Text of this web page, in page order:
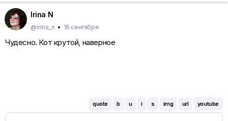
Irina N
@irina_n • 16 сентября
Чудесно. Кот крутой, наверное
quote b u i s img url youtube